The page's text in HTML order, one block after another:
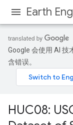
Earth
Google 会使用 AI 技
含错误。
HUC08: